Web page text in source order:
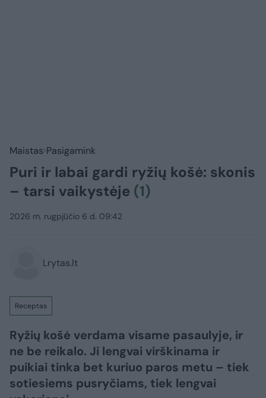
Maistas Pasigamink
Puri ir labai gardi ryžių košė: skonis
– tarsi vaikystėje (1)
2026 m. rugpjūčio 6 d. 09:42
Lrytas.lt
Receptas
Ryžių košė verdama visame pasaulyje, ir
ne be reikalo. Ji lengvai virškinama ir
puikiai tinka bet kuriuo paros metu – tiek
sotiesiems pusryčiams, tiek lengvai